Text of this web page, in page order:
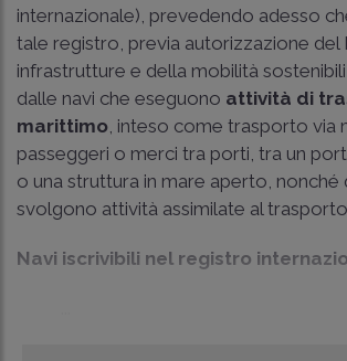
internazionale), prevedendo adesso
tale registro, previa autorizzazione del
infrastrutture e della mobilità
dalle navi che eseguono attività di
marittimo , inteso come trasporto via
passeggeri o merci tra porti, tra un
o una struttura in mare aperto, nonché
svolgono attività assimilate al
Navi iscrivibili nel registro